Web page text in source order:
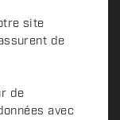
site
de
de
avec